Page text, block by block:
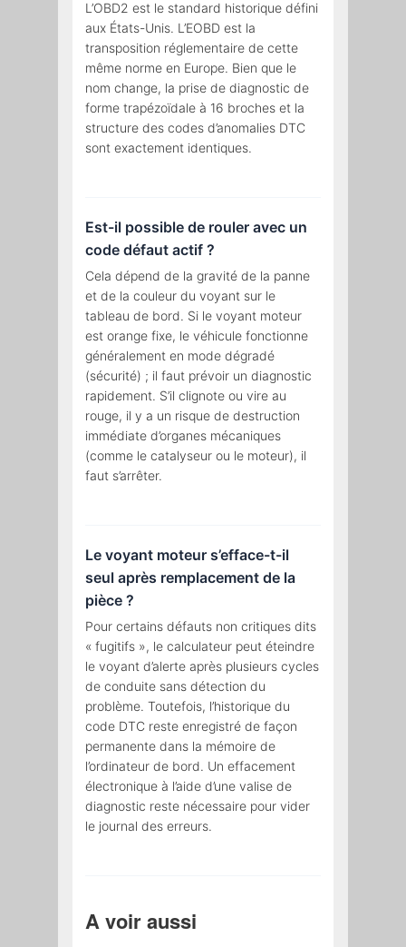
L’OBD2 est le standard historique défini
aux États-Unis. L’EOBD est la
transposition réglementaire de cette
même norme en Europe. Bien que le
nom change, la prise de diagnostic de
forme trapézoïdale à 16 broches et la
structure des codes d’anomalies DTC
sont exactement identiques.
Est-il possible de rouler avec un
code défaut actif ?
Cela dépend de la gravité de la panne
et de la couleur du voyant sur le
tableau de bord. Si le voyant moteur
est orange fixe, le véhicule fonctionne
généralement en mode dégradé
(sécurité) ; il faut prévoir un diagnostic
rapidement. S’il clignote ou vire au
rouge, il y a un risque de destruction
immédiate d’organes mécaniques
(comme le catalyseur ou le moteur), il
faut s’arrêter.
Le voyant moteur s’efface-t-il
seul après remplacement de la
pièce ?
Pour certains défauts non critiques dits
« fugitifs », le calculateur peut éteindre
le voyant d’alerte après plusieurs cycles
de conduite sans détection du
problème. Toutefois, l’historique du
code DTC reste enregistré de façon
permanente dans la mémoire de
l’ordinateur de bord. Un effacement
électronique à l’aide d’une valise de
diagnostic reste nécessaire pour vider
le journal des erreurs.
A voir aussi